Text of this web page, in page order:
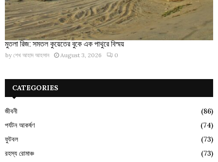
মুতলা রিজ: সমতল কুয়েতের বুকে এক পাথুরে বিস্ময়
by শেখ আহাদ আহসান August 3, 2026 0
CATEGORIES
জীবনী
(86)
পর্যটন আকর্ষণ
(74)
ফুটবল
(73)
রহস্য রোমাঞ্চ
(73)